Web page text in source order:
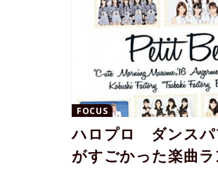
FOCUS
ハロプロ ダンスパ
がすごかった楽曲ラ